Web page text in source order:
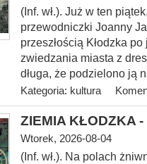
(Inf. wł.). Już w ten
przewodniczki Joanny
przeszłością Kłodzka
zwiedzania miasta z
długa, że podzielono ją
Kategoria: kultura
ZIEMIA KŁODZKA
Wtorek, 2026-08-04
(Inf. wł.). Na polach